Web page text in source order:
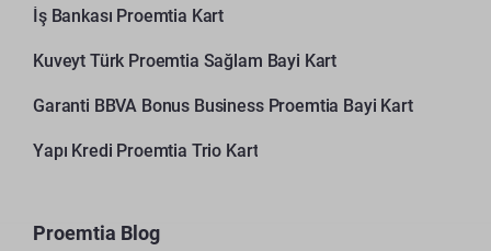
İş Bankası Proemtia Kart
Kuveyt Türk Proemtia Sağlam Bayi Kart
Garanti BBVA Bonus Business Proemtia Bayi Kart
Yapı Kredi Proemtia Trio Kart
Proemtia Blog